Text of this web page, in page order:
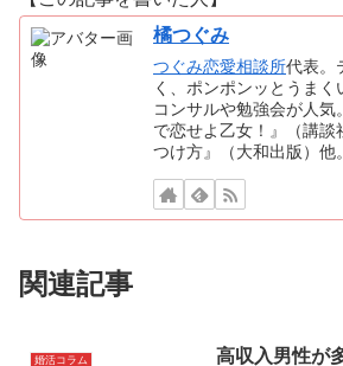
橘つぐみ
つぐみ恋愛相談所代表。
く、ポンポンッとうまく
コンサルや勉強会が人気
で恋せよ乙女！』（講談
つけ方』（大和出版）他。
関連記事
婚活コラム
高収入男性が